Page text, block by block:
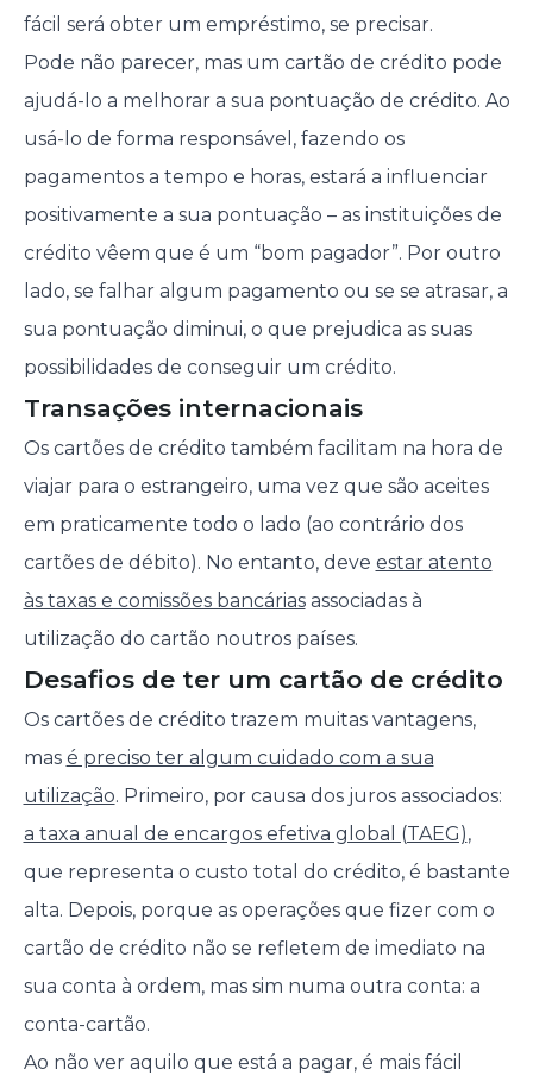
fácil será obter um empréstimo, se precisar.
Pode não parecer, mas um cartão de crédito pode
ajudá-lo a melhorar a sua pontuação de crédito. Ao
usá-lo de forma responsável, fazendo os
pagamentos a tempo e horas, estará a influenciar
positivamente a sua pontuação – as instituições de
crédito vêem que é um “bom pagador”. Por outro
lado, se falhar algum pagamento ou se se atrasar, a
sua pontuação diminui, o que prejudica as suas
possibilidades de conseguir um crédito.
Transações internacionais
Os cartões de crédito também facilitam na hora de
viajar para o estrangeiro, uma vez que são aceites
em praticamente todo o lado (ao contrário dos
cartões de débito). No entanto, deve estar atento
às taxas e comissões bancáriasassociadas à
utilização do cartão noutros países.
Desafios de ter um cartão de crédito
Os cartões de crédito trazem muitas vantagens,
mas é preciso ter algum cuidado com a sua
utilização. Primeiro, por causa dos juros associados:
a taxa anual de encargos efetiva global (TAEG),
que representa o custo total do crédito, é bastante
alta. Depois, porque as operações que fizer com o
cartão de crédito não se refletem de imediato na
sua conta à ordem, mas sim numa outra conta: a
conta-cartão.
Ao não ver aquilo que está a pagar, é mais fácil